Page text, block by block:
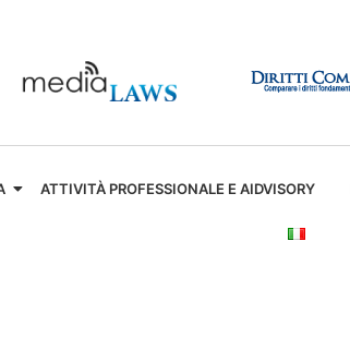
ATTIVITÀ PROFESSIONALE E AIDVISORY